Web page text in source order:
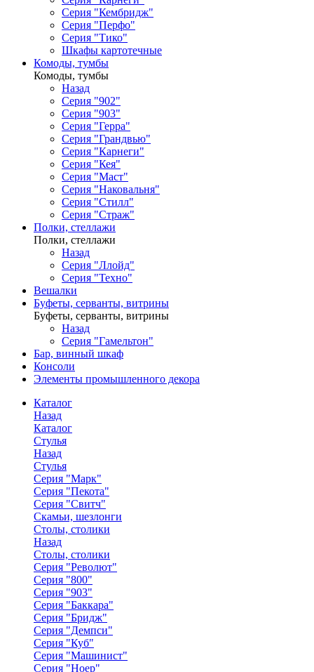
Серия "Кембридж"
Серия "Перфо"
Серия "Тико"
Шкафы картотечные
Комоды, тумбы
Комоды, тумбы
Назад
Серия "902"
Серия "903"
Серия "Герра"
Серия "Грандвью"
Серия "Карнеги"
Серия "Кея"
Серия "Маст"
Серия "Наковальня"
Серия "Стилл"
Серия "Страж"
Полки, стеллажи
Полки, стеллажи
Назад
Серия "Ллойд"
Серия "Техно"
Вешалки
Буфеты, серванты, витрины
Буфеты, серванты, витрины
Назад
Серия "Гамельтон"
Бар, винный шкаф
Консоли
Элементы промышленного декора
Каталог
Назад
Каталог
Стулья
Назад
Стулья
Серия "Марк"
Серия "Пекота"
Серия "Свитч"
Скамьи, шезлонги
Столы, столики
Назад
Столы, столики
Серия "Револют"
Серия "800"
Серия "903"
Серия "Баккара"
Серия "Бридж"
Серия "Демпси"
Серия "Куб"
Серия "Машинист"
Серия "Ноер"